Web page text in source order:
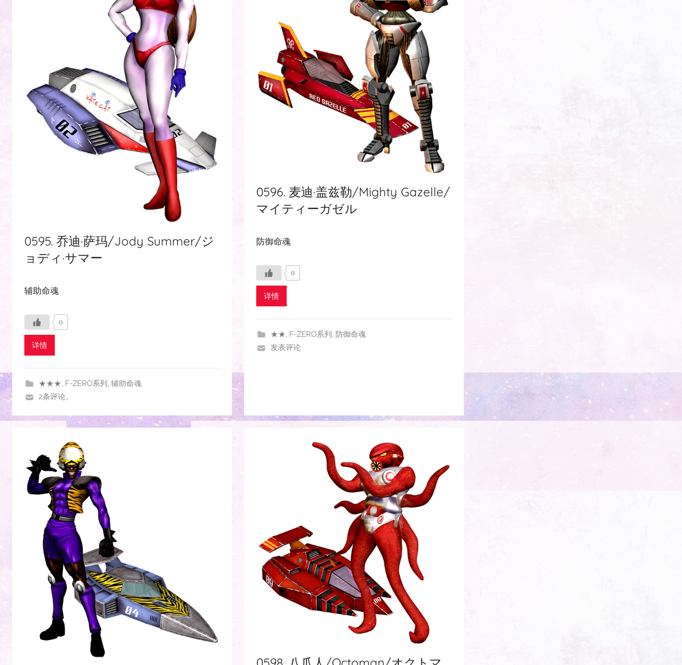
0595. 乔迪·萨玛/Jody Summer/ジ
ョディ·サマー
辅助命魂
0
详情
★★★, F-ZERO系列 , 辅助命魂
2条评论。
0596. 麦迪·盖兹勒/Mighty Gazelle/
マイティーガゼル
防御命魂
0
详情
★★, F-ZERO系列 , 防御命魂
发表评论